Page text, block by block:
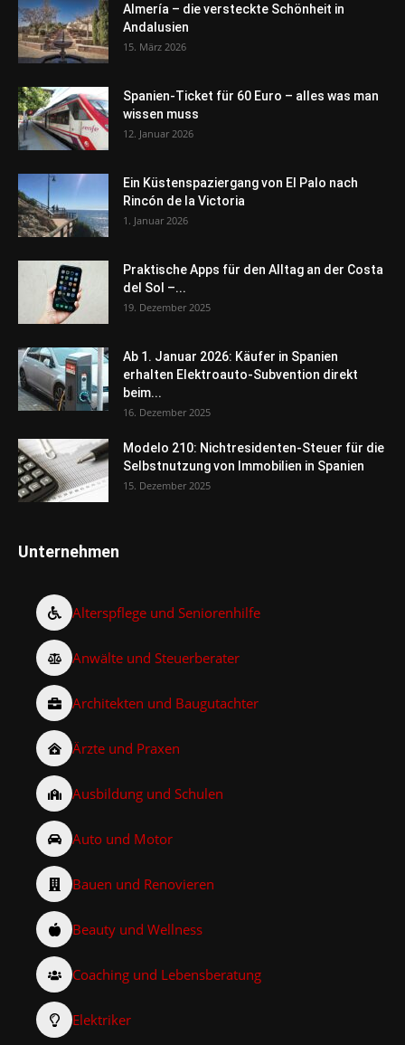
Almería – die versteckte Schönheit in
Andalusien
15. März 2026
Spanien-Ticket für 60 Euro – alles was man
wissen muss
12. Januar 2026
Ein Küstenspaziergang von El Palo nach
Rincón de la Victoria
1. Januar 2026
Praktische Apps für den Alltag an der Costa
del Sol –...
19. Dezember 2025
Ab 1. Januar 2026: Käufer in Spanien
erhalten Elektroauto-Subvention direkt
beim...
16. Dezember 2025
Modelo 210: Nichtresidenten-Steuer für die
Selbstnutzung von Immobilien in Spanien
15. Dezember 2025
Unternehmen
Alterspflege und Seniorenhilfe
Anwälte und Steuerberater
Architekten und Baugutachter
Ärzte und Praxen
Ausbildung und Schulen
Auto und Motor
Bauen und Renovieren
Beauty und Wellness
Coaching und Lebensberatung
Elektriker